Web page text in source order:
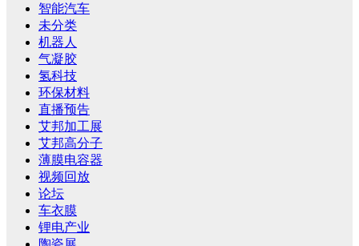
智能汽车
未分类
机器人
气凝胶
氢科技
环保材料
直播预告
艾邦加工展
艾邦高分子
薄膜电容器
视频回放
论坛
车衣膜
锂电产业